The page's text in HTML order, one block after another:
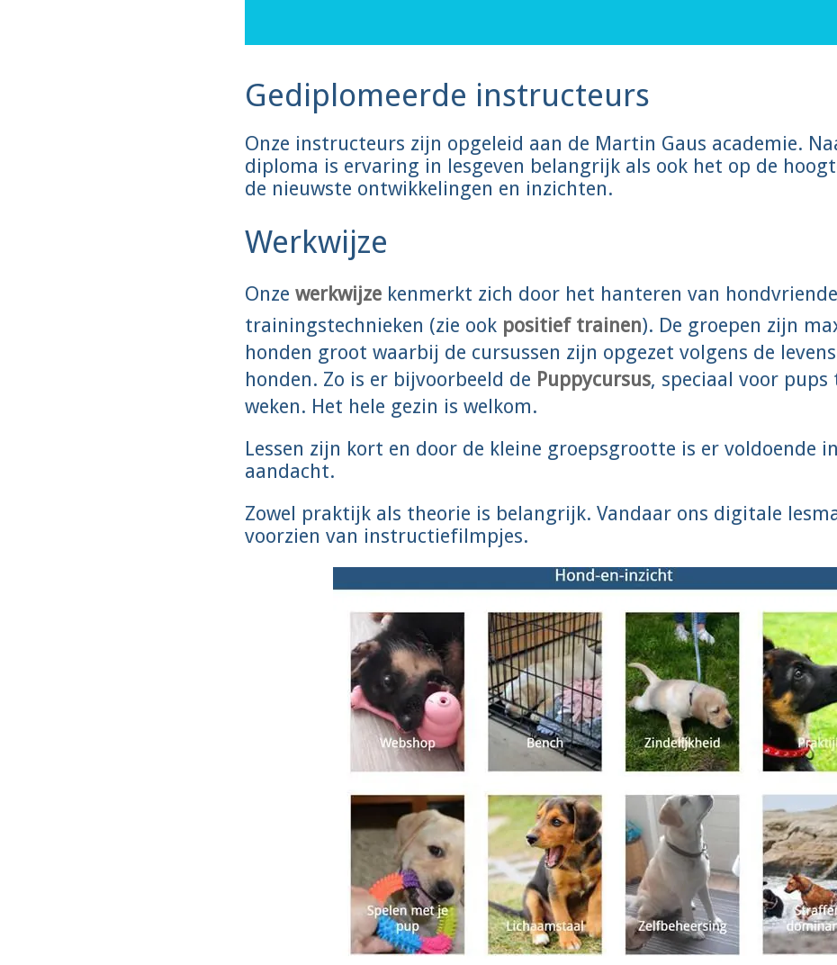
Gediplomeerde instructeurs
Onze instructeurs zijn opgeleid aan de Martin Gaus academie.
diploma is ervaring in lesgeven belangrijk als ook het op de
de nieuwste ontwikkelingen en inzichten.
Werkwijze
Onze werkwijze kenmerkt zich door het hanteren van
trainingstechnieken (zie ook positief trainen). De groepen zijn
honden groot waarbij de cursussen zijn opgezet volgens de
honden. Zo is er bijvoorbeeld de Puppycursus, speciaal voor pups
weken. Het hele gezin is welkom.
Lessen zijn kort en door de kleine groepsgrootte is er voldoende
aandacht.
Zowel praktijk als theorie is belangrijk. Vandaar ons digitale
voorzien van instructiefilmpjes.